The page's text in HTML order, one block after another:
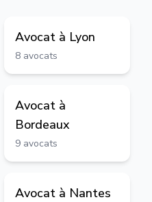
Avocat à Lyon
8 avocats
Avocat à
Bordeaux
9 avocats
Avocat à Nantes